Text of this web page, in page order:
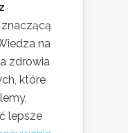
na
zdrowia
które
lepsze